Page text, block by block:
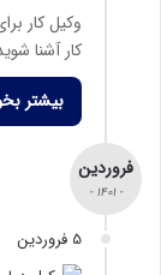
وکیل کار
کار آشنا
بیشتر
فروردین
- 1401 -
5 فروردین